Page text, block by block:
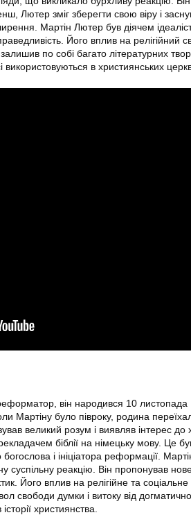
Лютер зміг зберегти свою віру і
Мартін Лютер був діячем
Його вплив на релігійний
по собі багато літературних
в християнських
він народився 10 листопада
Мартіну було півроку, родина
великий розум і виявляв інтерес до
біблії на німецьку мову. Це
богослова і ініціатора реформації.
суспільну реакцію. Він пропонував
Його вплив на релігійне та
свободи думки і витоку від
християнства.